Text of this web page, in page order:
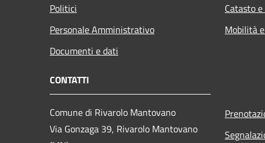
Politici
Personale Amministrativo
Documenti e dati
Catasto
Mobilità
CONTATTI
Comune di Rivarolo Mantovano
Via Gonzaga 39, Rivarolo Mantovano